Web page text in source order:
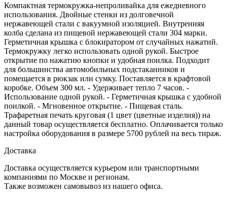
Компактная термокружка-непроливайка для ежедневного
использования. Двойные стенки из долговечной
нержавеющей стали с вакуумной изоляцией. Внутренняя
колба сделана из пищевой нержавеющей стали 304 марки.
Герметичная крышка с блокиратором от случайных нажатий.
Термокружку легко использовать одной рукой. Быстрое
открытие по нажатию кнопки и удобная поилка. Подходит
для большинства автомобильных подстаканников и
помещается в рюкзак или сумку. Поставляется в крафтовой
коробке. Объем 300 мл. - Удерживает тепло 7 часов. -
Использование одной рукой. - Герметичная крышка с удобной
поилкой. - Мгновенное открытие. - Пищевая сталь.
Трафаретная печать круговая (1 цвет (цветные изделия)) на
данный товар осуществляется бесплатно. Оплачивается только
настройка оборудования в размере 5700 рублей на весь тираж.
Доставка
Доставка осуществляется курьером или транспортными
компаниями по Москве и регионам.
Также возможен самовывоз из нашего офиса.